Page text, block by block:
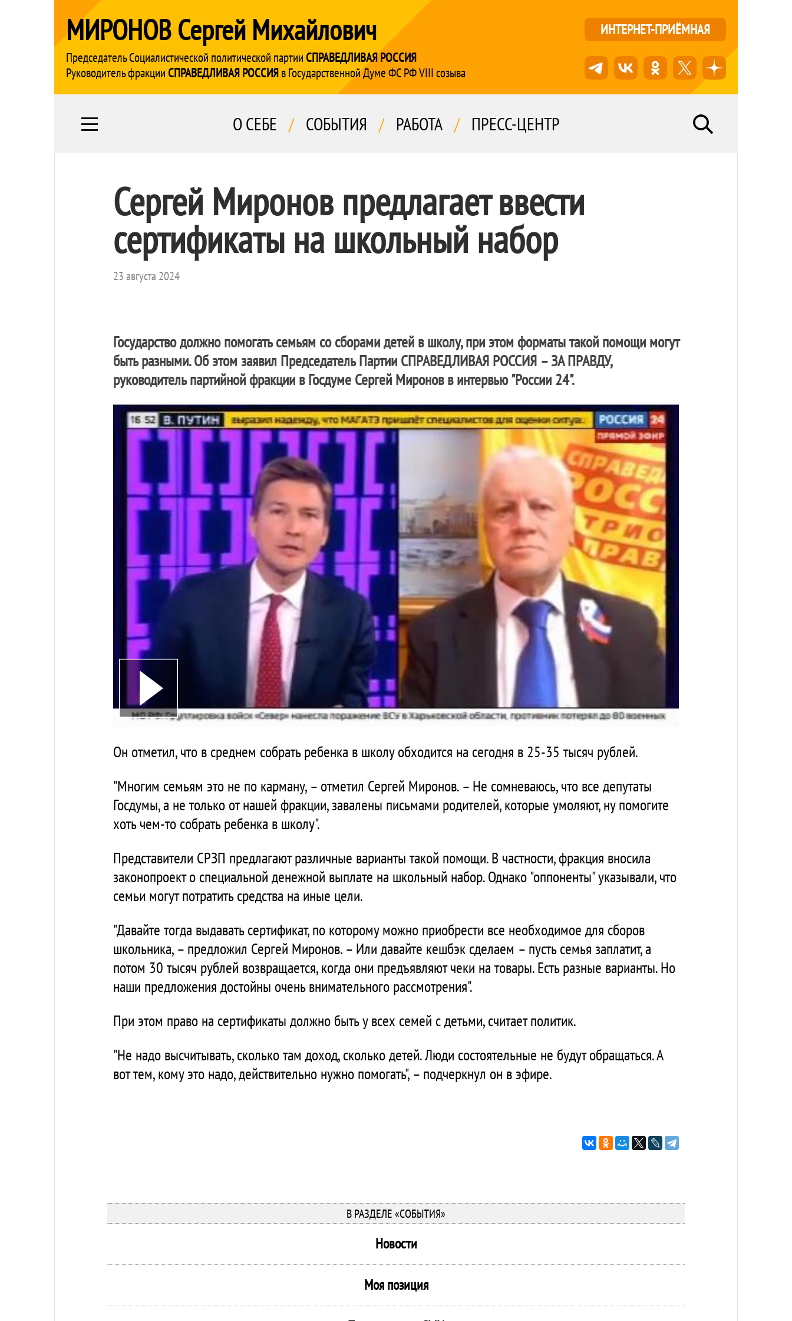
МИРОНОВ Сергей Михайлович
Председатель Социалистической политической партии СПРАВЕДЛИВАЯ РОССИЯ
Руководитель фракции СПРАВЕДЛИВАЯ РОССИЯв Государственной Думе ФС РФ VIII созыва
ИНТЕРНЕТ-ПРИЁМНАЯ
О СЕБЕ / СОБЫТИЯ / РАБОТА / ПРЕСС-ЦЕНТР
Сергей Миронов предлагает ввести
сертификаты на школьный набор
23 августа 2024
Государство должно помогать семьям со сборами детей в школу, при этом форматы такой помощи могут
быть разными. Об этом заявил Председатель Партии СПРАВЕДЛИВАЯ РОССИЯ – ЗА ПРАВДУ,
руководитель партийной фракции в Госдуме Сергей Миронов в интервью "России 24".
Он отметил, что в среднем собрать ребенка в школу обходится на сегодня в 25-35 тысяч рублей.
"Многим семьям это не по карману, – отметил Сергей Миронов. – Не сомневаюсь, что все депутаты
Госдумы, а не только от нашей фракции, завалены письмами родителей, которые умоляют, ну помогите
хоть чем-то собрать ребенка в школу".
Представители СРЗП предлагают различные варианты такой помощи. В частности, фракция вносила
законопроект о специальной денежной выплате на школьный набор. Однако "оппоненты" указывали, что
семьи могут потратить средства на иные цели.
"Давайте тогда выдавать сертификат, по которому можно приобрести все необходимое для сборов
школьника, – предложил Сергей Миронов. – Или давайте кешбэк сделаем – пусть семья заплатит, а
потом 30 тысяч рублей возвращается, когда они предъявляют чеки на товары. Есть разные варианты. Но
наши предложения достойны очень внимательного рассмотрения".
При этом право на сертификаты должно быть у всех семей с детьми, считает политик.
"Не надо высчитывать, сколько там доход, сколько детей. Люди состоятельные не будут обращаться. А
вот тем, кому это надо, действительно нужно помогать", – подчеркнул он в эфире.
В РАЗДЕЛЕ «СОБЫТИЯ»
Новости
Моя позиция